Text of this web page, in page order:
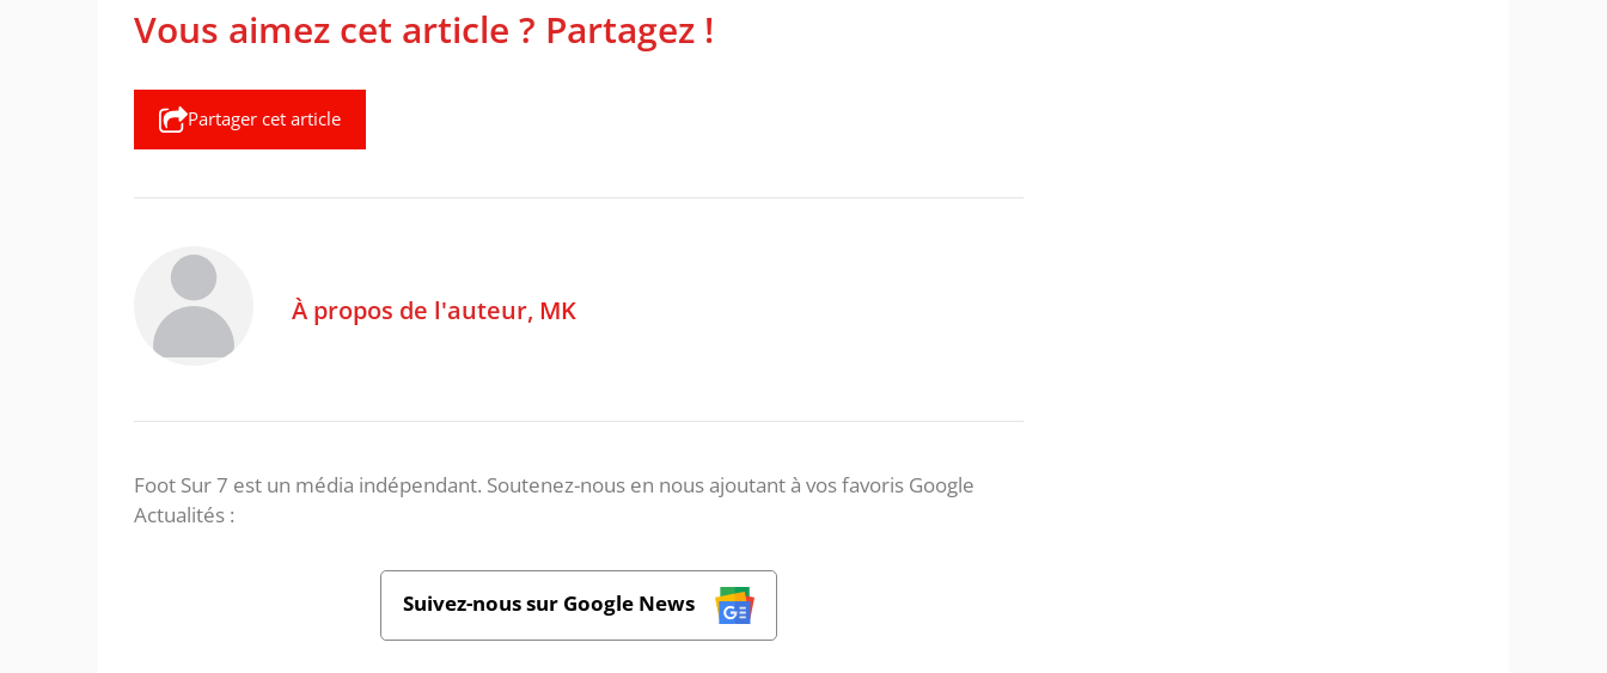
Vous aimez cet article ? Partagez !
Partager cet article
À propos de l'auteur, MK
Foot Sur 7 est un média indépendant. Soutenez-nous en nous ajoutant à vos favoris Google
Actualités :
Suivez-nous sur Google News